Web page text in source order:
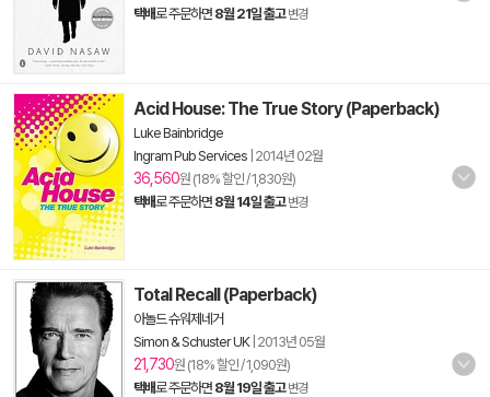
택배로 주문하면 8월 21일 출고 변경
Acid House: The True Story (Paperback)
Luke Bainbridge
Ingram Pub Services 2014년 02월
36,560원 (18% 할인 / 1,830원)
택배로 주문하면 8월 14일 출고 변경
Total Recall (Paperback)
아놀드 슈워제네거
Simon & Schuster UK| 2013년 05월
21,730원 (18% 할인 / 1,090원)
택배로 주문하면 8월 19일 출고 변경